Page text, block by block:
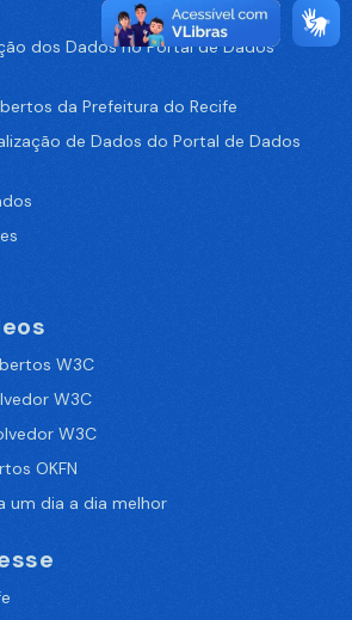
dos Dados no Portal de Dados
da Prefeitura do Recife
de Dados do Portal de Dados
W3C
W3C
W3C
OKFN
um dia a dia melhor